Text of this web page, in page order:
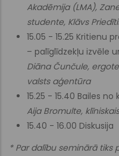
Akadēmija (LMA),
studente, Klāvs
15.05 - 15.25 Kritienu
– palīglīdzekļu izvēle
Diāna Čunčule,
valsts aģentūra
15.25 - 15.40 Bailes
Aija Bromulte,
15.40 - 16.00 Diskusija
* Par dalību seminārā tiks